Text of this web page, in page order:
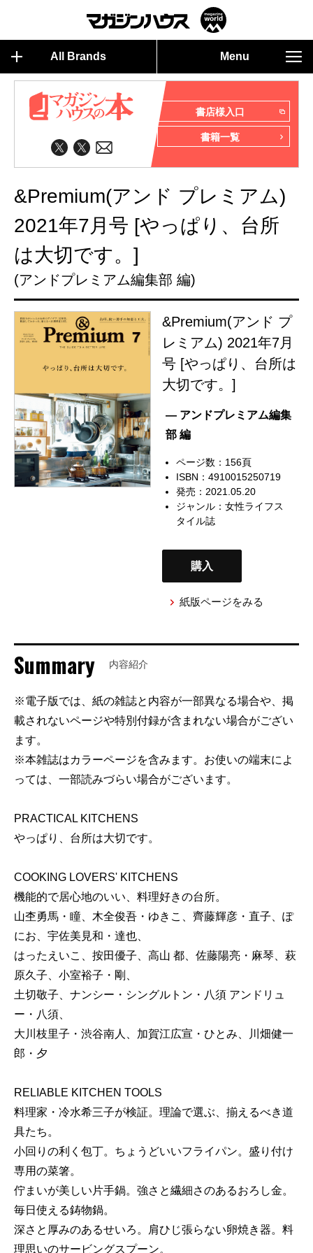
All Brands Menu
書店様入口
書籍一覧
&Premium(アンド プレミアム)
2021年7月号 [やっぱり、台所
は大切です。]
(アンドプレミアム編集部 編)
&Premium(アンド プ
レミアム) 2021年7月
号 [やっぱり、台所は
大切です。]
— アンドプレミアム編集
部 編
ページ数：156頁
ISBN：4910015250719
発売：2021.05.20
ジャンル：女性ライフス
タイル誌
購入
紙版ページをみる
Summary 内容紹介
※電子版では、紙の雑誌と内容が一部異なる場合や、掲
載されないページや特別付録が含まれない場合がござい
ます。
※本雑誌はカラーページを含みます。お使いの端末によ
っては、一部読みづらい場合がございます。
PRACTICAL KITCHENS
やっぱり、台所は大切です。
COOKING LOVERS' KITCHENS
機能的で居心地のいい、料理好きの台所。
山杢勇馬・瞳、木全俊吾・ゆきこ、齊藤輝彦・直子、ぽ
にお、宇佐美見和・達也、
はったえいこ、按田優子、高山 都、佐藤陽亮・麻琴、萩
原久子、小室裕子・剛、
土切敬子、ナンシー・シングルトン・八須 アンドリュ
ー・八須、
大川枝里子・渋谷南人、加賀江広宣・ひとみ、川畑健一
郎・夕
RELIABLE KITCHEN TOOLS
料理家・冷水希三子が検証。理論で選ぶ、揃えるべき道
具たち。
小回りの利く包丁。ちょうどいいフライパン。盛り付け
専用の菜箸。
佇まいが美しい片手鍋。強さと繊細さのあるおろし金。
毎日使える鋳物鍋。
深さと厚みのあるせいろ。肩ひじ張らない卵焼き器。料
理思いのサービングスプーン。